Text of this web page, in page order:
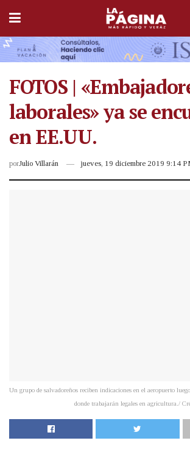
FOTOS |
laborales» ya se
en EE.UU.
porJulio Villarán jueves, 19 diciembre 2019 9:14
Un grupo de salvadoreños reciben indicaciones en el aeropuerto
donde trabajarán legales en agricultura./